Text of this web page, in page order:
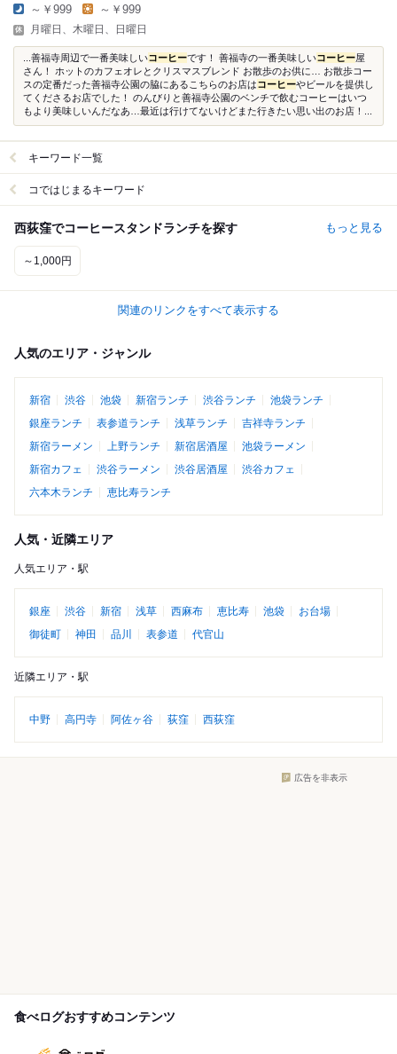
～￥999 ～￥999
月曜日、木曜日、日曜日
...善福寺周辺で一番美味しいコーヒーです！ 善福寺の一番美味しいコーヒー屋
さん！ ホットのカフェオレとクリスマスブレンド お散歩のお供に… お散歩コー
スの定番だった善福寺公園の脇にあるこちらのお店はコーヒーやビールを提供し
てくださるお店でした！ のんびりと善福寺公園のベンチで飲むコーヒーはいつ
もより美味しいんだなあ…最近は行けてないけどまた行きたい思い出のお店！...
キーワード一覧
コではじまるキーワード
西荻窪でコーヒースタンドランチを探す もっと見る
～1,000円
関連のリンクをすべて表示する
人気のエリア・ジャンル
新宿 渋谷 池袋 新宿ランチ 渋谷ランチ
池袋ランチ
銀座ランチ
表参道ランチ 浅草ランチ
吉祥寺ランチ
新宿ラーメン
上野ランチ 新宿居酒屋
池袋ラーメン
新宿カフェ
渋谷ラーメン 渋谷居酒屋
渋谷カフェ
六本木ランチ
恵比寿ランチ
人気・近隣エリア
人気エリア・駅
銀座 渋谷 新宿 浅草 西麻布 恵比寿 池袋
お台場
御徒町
神田 品川 表参道 代官山
近隣エリア・駅
中野 高円寺 阿佐ヶ谷 荻窪 西荻窪
広告を非表示
食べログおすすめコンテンツ